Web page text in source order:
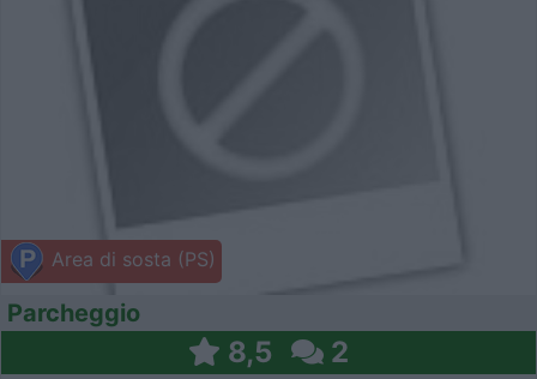
Area di sosta (PS)
Parcheggio
8,5 2